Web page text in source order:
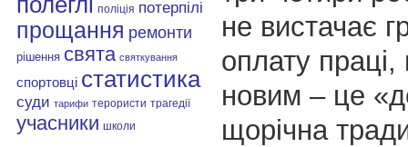
поліція потерпілі
прощання ремонти
рішення свята святкування
спортовці статистика
суди тарифи терористи трагедії
учасники школи
не вистачає
оплату
новим – це
щорічна